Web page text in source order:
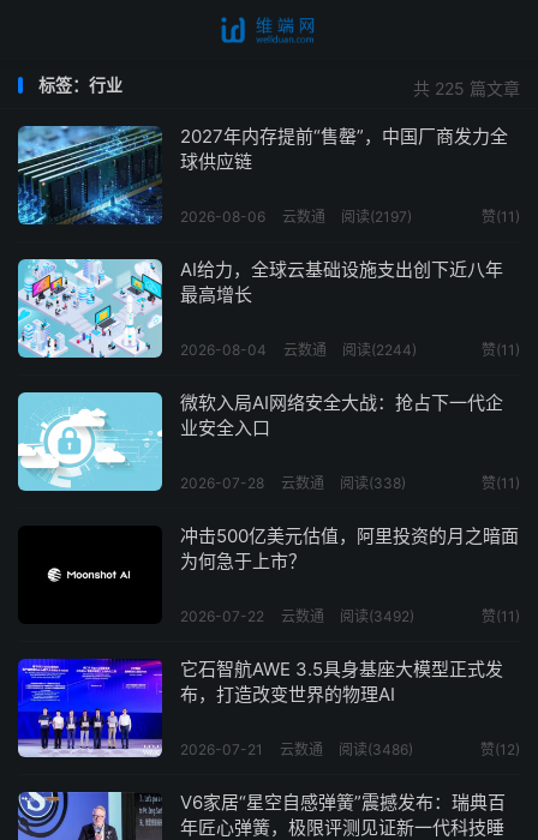
共 225 篇文章
标签：行业
2027年内存提前“售罄”，中国厂商发力全
球供应链
赞(11 )
2026-08-06 云数通 阅读(2197)
AI给力，全球云基础设施支出创下近八年
最高增长
赞(11 )
2026-08-04 云数通 阅读(2244)
微软入局AI网络安全大战：抢占下一代企
业安全入口
赞(11 )
2026-07-28 云数通 阅读(338)
冲击500亿美元估值，阿里投资的月之暗面
为何急于上市？
赞(11 )
2026-07-22 云数通 阅读(3492)
它石智航AWE 3.5具身基座大模型正式发
布，打造改变世界的物理AI
赞(12)
2026-07-21 云数通 阅读(3486)
V6家居“星空自感弹簧”震撼发布：瑞典百
年匠心弹簧，极限评测见证新一代科技睡